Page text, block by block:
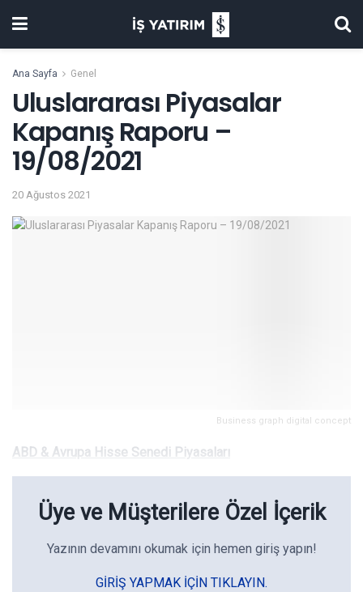
Ana Sayfa Genel
Uluslararası Piyasalar
Kapanış Raporu –
19/08/2021
20 Ağustos 2021
Business graph digital concept
ABD & Avrupa Hisse Senedi Piyasaları
Üye ve Müşterilere Özel İçerik
Yazının devamını okumak için hemen giriş yapın!
GIRIŞ YAPMAK IÇIN TIKLAYIN.